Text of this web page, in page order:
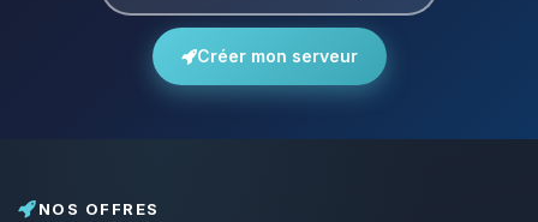
Créer mon serveur
NOS OFFRES